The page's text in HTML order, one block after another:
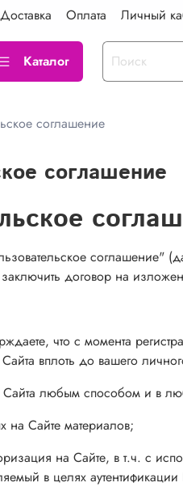
Доставка Оплата Личный
Каталог
соглашение
соглашение
договор на
что с момента
Сайта вплоть до вашего
любым способом и в
Сайте материалов;
на Сайте, в т.ч. с
в целях